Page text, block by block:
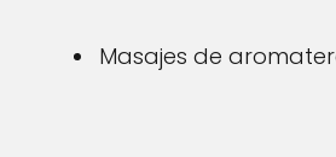
Masajes de